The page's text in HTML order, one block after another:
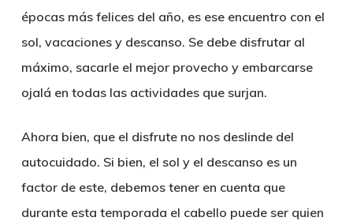
épocas más felices del año, es ese encuentro con el
sol, vacaciones y descanso. Se debe disfrutar al
máximo, sacarle el mejor provecho y embarcarse
ojalá en todas las actividades que surjan.
Ahora bien, que el disfrute no nos deslinde del
autocuidado. Si bien, el sol y el descanso es un
factor de este, debemos tener en cuenta que
durante esta temporada el cabello puede ser quien